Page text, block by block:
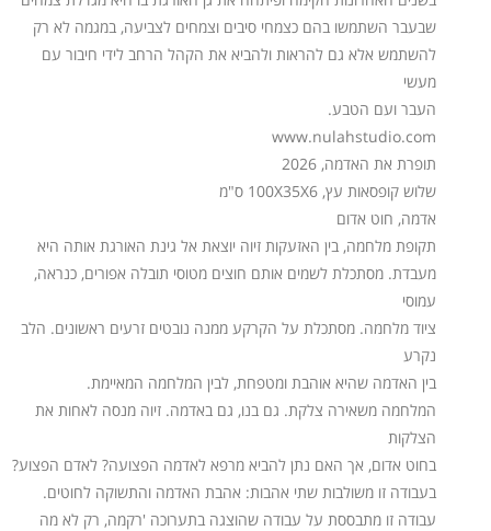
שבעבר השתמשו בהם כצמחי סיבים וצמחים לצביעה, במגמה לא רק
להשתמש אלא גם להראות ולהביא את הקהל הרחב לידי חיבור עם
מעשי
העבר ועם הטבע.
www.nulahstudio.com
תופרת את האדמה, 2026
שלוש קופסאות עץ, 100X35X6 ס"מ
אדמה, חוט אדום
תקופת מלחמה, בין האזעקות זיוה יוצאת אל גינת האורגת אותה היא
מעבדת. מסתכלת לשמים אותם חוצים מטוסי תובלה אפורים, כנראה,
עמוסי
ציוד מלחמה. מסתכלת על הקרקע ממנה נובטים זרעים ראשונים. הלב
נקרע
בין האדמה שהיא אוהבת ומטפחת, לבין המלחמה המאיימת.
המלחמה משאירה צלקת. גם בנו, גם באדמה. זיוה מנסה לאחות את
הצלקות
בחוט אדום, אך האם נתן להביא מרפא לאדמה הפצועה? לאדם הפצוע?
בעבודה זו משולבות שתי אהבות: אהבת האדמה והתשוקה לחוטים.
עבודה זו מתבססת על עבודה שהוצגה בתערוכה 'רקמה, רק לא מה